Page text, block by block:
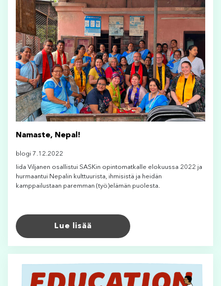
Namaste, Nepal!
blogi 7.12.2022
Iida Viljanen osallistui SASKin opintomatkalle elokuussa 2022 ja
hurmaantui Nepalin kulttuurista, ihmisistä ja heidän
kamppailustaan paremman (työ)elämän puolesta.
Lue lisää